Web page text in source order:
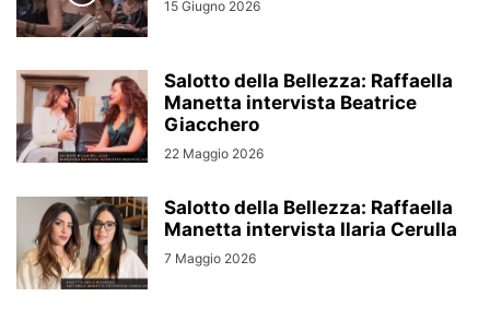
15 Giugno 2026
Salotto della Bellezza: Raffaella
Manetta intervista Beatrice
Giacchero
22 Maggio 2026
Salotto della Bellezza: Raffaella
Manetta intervista Ilaria Cerulla
7 Maggio 2026